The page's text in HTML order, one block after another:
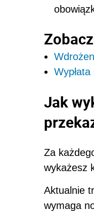
Jak
Za
wykażesz
Aktualnie
wymaga